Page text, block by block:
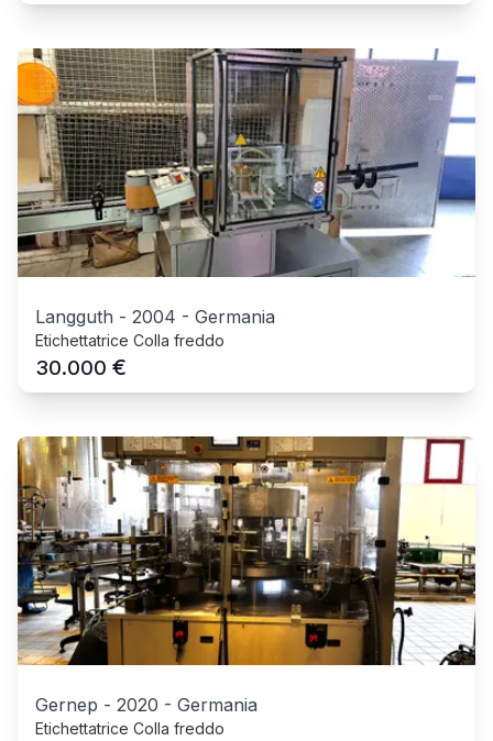
Langguth - 2004 - Germania
Etichettatrice Colla freddo
30.000 €
Gernep - 2020 - Germania
Etichettatrice Colla freddo